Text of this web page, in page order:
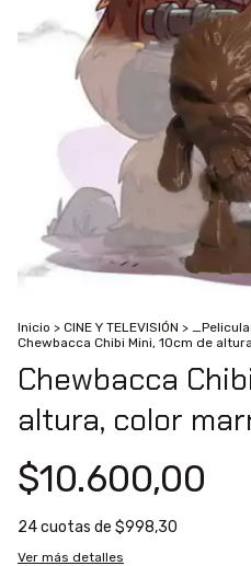
Inicio > CINE Y TELEVISIÓN >
Chewbacca Chibi Mini, 10cm de
Chewbacca
altura, color
$10.600,00
24cuotas de $998,30
Ver más detalles